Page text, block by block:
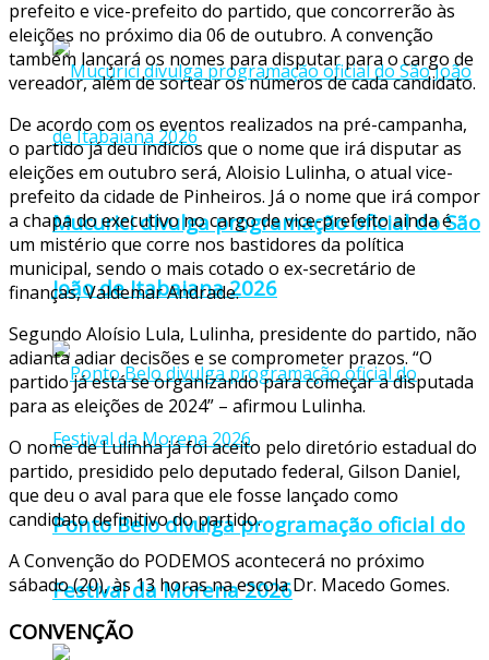
Mucurici divulga programação oficial do São
João de Itabaiana 2026
Ponto Belo divulga programação oficial do
Festival da Morena 2026
prefeito e vice-prefeito do partido, que concorrerão às
eleições no próximo dia 06 de outubro. A convenção
também lançará os nomes para disputar para o cargo de
vereador, além de sortear os números de cada candidato.
De acordo com os eventos realizados na pré-campanha,
o partido já deu indícios que o nome que irá disputar as
eleições em outubro será, Aloisio Lulinha, o atual vice-
prefeito da cidade de Pinheiros. Já o nome que irá compor
a chapa do executivo no cargo de vice-prefeito ainda é
um mistério que corre nos bastidores da política
municipal, sendo o mais cotado o ex-secretário de
finanças, Valdemar Andrade.
Segundo Aloísio Lula, Lulinha, presidente do partido, não
adianta adiar decisões e se comprometer prazos. “O
partido já está se organizando para começar a disputada
para as eleições de 2024” – afirmou Lulinha.
O nome de Lulinha já foi aceito pelo diretório estadual do
partido, presidido pelo deputado federal, Gilson Daniel,
que deu o aval para que ele fosse lançado como
candidato definitivo do partido.
A Convenção do PODEMOS acontecerá no próximo
sábado (20), às 13 horas na escola Dr. Macedo Gomes.
CONVENÇÃO